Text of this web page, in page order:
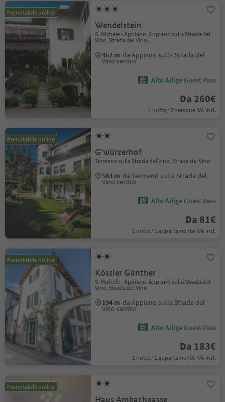
Prenotabile online
Wendelstein
S. Michele - Appiano, Appiano sulla Strada del
Vino, Strada del Vino
467 m da Appiano sulla Strada del
Vino centro
Alto Adige Guest Pass
Da 260€
1 notte / 2 persone IVA incl.
Prenotabile online
G'würzerhof
Termeno sulla Strada del Vino, Strada del Vino
583 m da Termeno sulla Strada del
Vino centro
Alto Adige Guest Pass
Da 81€
1 notte / 1 appartamento IVA incl.
Prenotabile online
Kössler Günther
S. Michele - Appiano, Appiano sulla Strada del
Vino, Strada del Vino
194 m da Appiano sulla Strada del
Vino centro
Alto Adige Guest Pass
Da 183€
1 notte / 1 appartamento IVA incl.
Prenotabile online
Haus Ambachgasse